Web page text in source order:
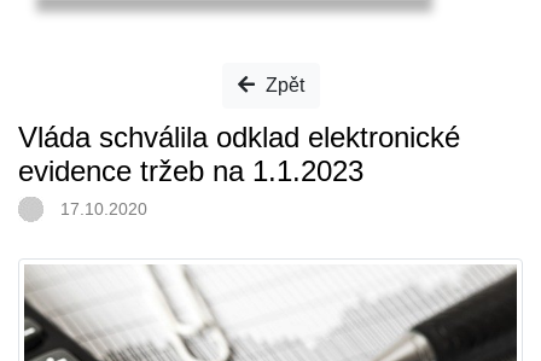
Zpět
Vláda schválila odklad elektronické
evidence tržeb na 1.1.2023
17.10.2020